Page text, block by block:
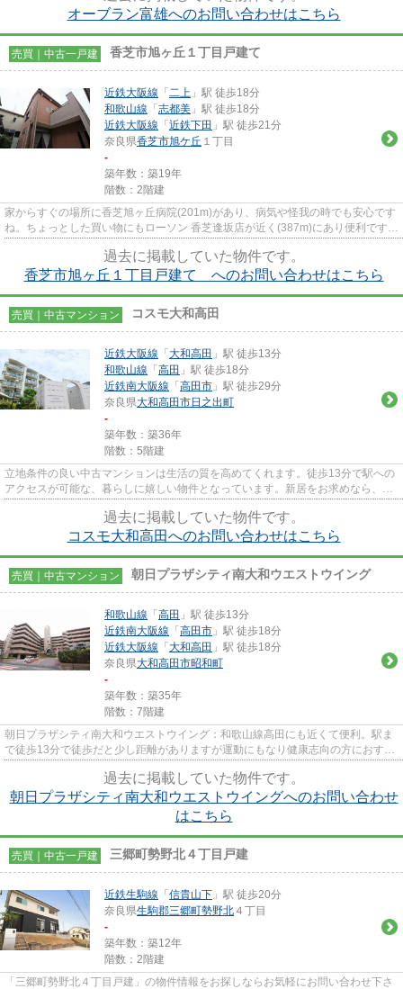
オーブラン富雄へのお問い合わせはこちら
売買｜中古一戸建 香芝市旭ヶ丘１丁目戸建て
近鉄大阪線 「 二上 」駅 徒歩18分
和歌山線 「 志都美 」駅 徒歩18分
近鉄大阪線 「 近鉄下田 」駅 徒歩21分
奈良県香芝市旭ケ丘 １丁目
-
築年数：築19年
階数：2階建
家からすぐの場所に香芝旭ヶ丘病院(201m)があり、病気や怪我の時でも安心です
ね。ちょっとした買い物にもローソン 香芝逢坂店が近く(387m)にあり便利です。
過去に掲載していた物件です。
香芝市旭ヶ丘１丁目戸建て へのお問い合わせはこちら
売買｜中古マンション コスモ大和高田
近鉄大阪線 「 大和高田 」駅 徒歩13分
和歌山線 「 高田 」駅 徒歩18分
近鉄南大阪線 「 高田市 」駅 徒歩29分
奈良県大和高田市日之出町
-
築年数：築36年
階数：5階建
立地条件の良い中古マンションは生活の質を高めてくれます。徒歩13分で駅への
アクセスが可能な、暮らしに嬉しい物件となっています。新居をお求めなら、大
過去に掲載していた物件です。
コスモ大和高田へのお問い合わせはこちら
売買｜中古マンション 朝日プラザシティ南大和ウエストウイング
和歌山線 「 高田 」駅 徒歩13分
近鉄南大阪線 「 高田市 」駅 徒歩18分
近鉄大阪線 「 大和高田 」駅 徒歩18分
奈良県大和高田市昭和町
-
築年数：築35年
階数：7階建
朝日プラザシティ南大和ウエストウイング：和歌山線高田にも近くて便利。駅ま
で徒歩13分で徒歩だと少し距離がありますが運動にもなり健康志向の方におすす
過去に掲載していた物件です。
朝日プラザシティ南大和ウエストウイングへのお問い合わせ
はこちら
売買｜中古一戸建 三郷町勢野北４丁目戸建
近鉄生駒線 「 信貴山下 」駅 徒歩20分
奈良県生駒郡三郷町勢野北 ４丁目
-
築年数：築12年
階数：2階建
「三郷町勢野北４丁目戸建」の物件情報をお探しならお気軽にお問い合わせ下さ